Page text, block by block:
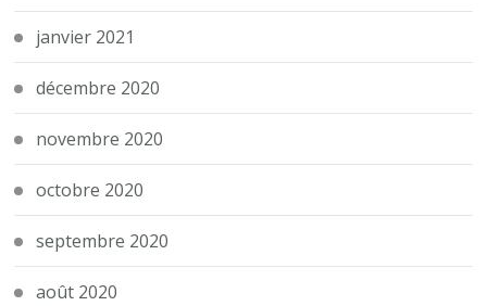
janvier 2021
décembre 2020
novembre 2020
octobre 2020
septembre 2020
août 2020